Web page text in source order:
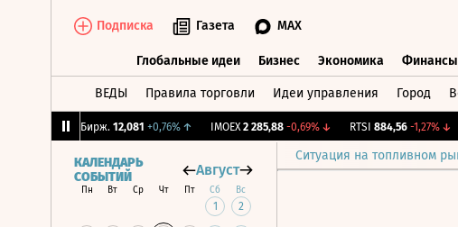
Подписка Газета MAX
Глобальные идеи Бизнес Экономика Финансы
ВЕДЫ Правила торговли Идеи управления Город
CNY Бирж. 12,081 +0,76%↑ IMOEX 2 285,88 -0,69%↓ RTSI 884,56 -1,27%↓
Ситуация на топливном
КАЛЕНДАРЬ
СОБЫТИЙ
Август
Пн Вт Ср Чт Пт Сб Вс
1 2